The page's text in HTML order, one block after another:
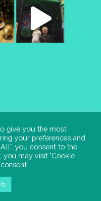
Leisure Ltd
Site byMeme
Polisi Cwcis
give you the most
your preferences and
you consent to the
you may visit "Cookie